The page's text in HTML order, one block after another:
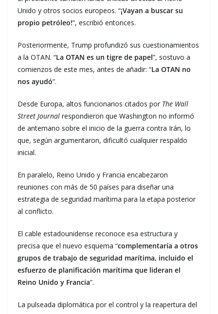
Unido y otros socios europeos. “¡Vayan a buscar su
propio petróleo!”, escribió entonces.
Posteriormente, Trump profundizó sus cuestionamientos
a la OTAN. “La OTAN es un tigre de papel”, sostuvo a
comienzos de este mes, antes de añadir: “La OTAN no
nos ayudó”.
Desde Europa, altos funcionarios citados por The Wall
Street Journal respondieron que Washington no informó
de antemano sobre el inicio de la guerra contra Irán, lo
que, según argumentaron, dificultó cualquier respaldo
inicial.
En paralelo, Reino Unido y Francia encabezaron
reuniones con más de 50 países para diseñar una
estrategia de seguridad marítima para la etapa posterior
al conflicto.
El cable estadounidense reconoce esa estructura y
precisa que el nuevo esquema “complementaría a otros
grupos de trabajo de seguridad marítima, incluido el
esfuerzo de planificación marítima que lideran el
Reino Unido y Francia”.
La pulseada diplomática por el control y la reapertura del